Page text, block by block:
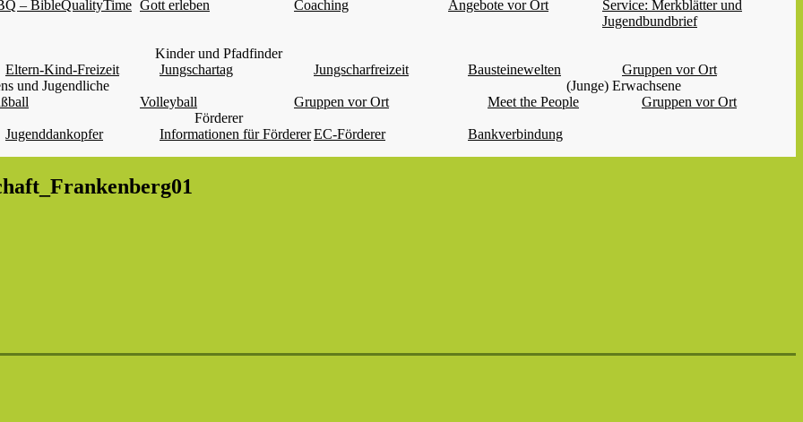
– BibleQualityTime Gott erleben Coaching Angebote vor Ort
Service: Merkblätter und
Jugendbundbrief
Kinder und Pfadfinder
Eltern-Kind-Freizeit
Jungschartag Jungscharfreizeit Bausteinewelten
Gruppen vor Ort
und Jugendliche
Volleyball Gruppen vor Ort
(Junge) Erwachsene
Meet the People
Gruppen vor Ort
Förderer
Jugenddankopfer
Informationen für FördererEC-Förderer Bankverbindung